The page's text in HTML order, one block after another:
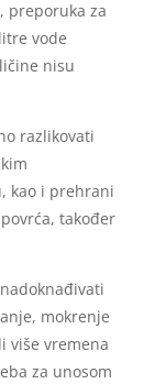
preporuka za
vode
nisu
razlikovati
kao i prehrani
također
mokrenje
više vremena
za unosom